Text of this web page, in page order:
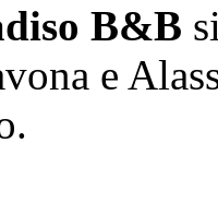
B&B
e